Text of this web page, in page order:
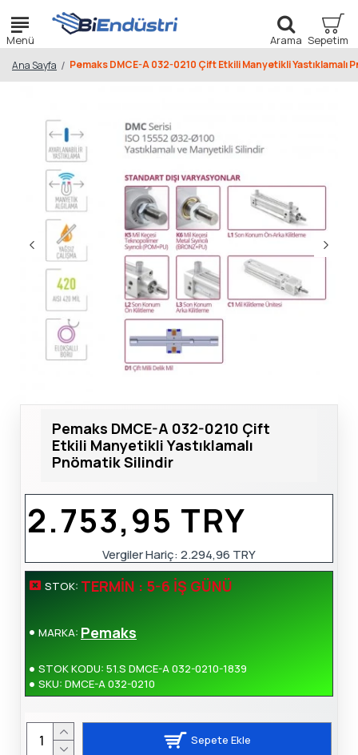
Ana Sayfa Pemaks DMCE-A 032-0210 Çift Etkili Manyetikli Yastıklamalı
Pemaks DMCE-A 032-0210 Çift
Etkili Manyetikli Yastıklamalı
Pnömatik Silindir
STOK: TERMIN : 5-6 İŞ GÜNÜ
MARKA: Pemaks
STOK KODU: 51.S DMCE-A 032-0210-1839
SKU: DMCE-A 032-0210
2.753,95 TRY
Vergiler Hariç: 2.294,96 TRY
Sepete Ekle